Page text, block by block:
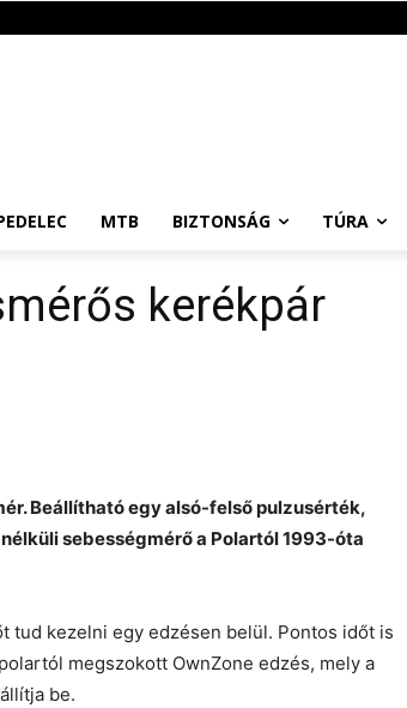
MTB BIZTONSÁG TÚRA
kerékpár
Beállítható egy alsó-felső pulzusérték,
sebességmérő a Polartól 1993-óta
tud kezelni egy edzésen belül. Pontos időt is
megszokott OwnZone edzés, mely a
be.